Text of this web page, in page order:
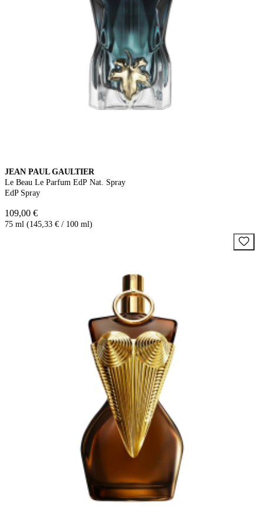
JEAN PAUL GAULTIER
Le Beau Le Parfum EdP Nat. Spray
EdP Spray
109,00 €
75 ml (145,33 € / 100 ml)